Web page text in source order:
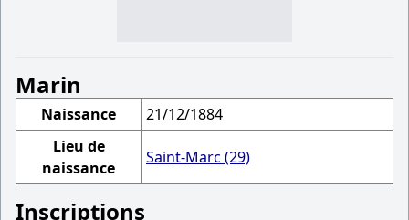
Marin
Naissance
21/12/1884
Lieu de
naissance
Saint-Marc (29)
Inscriptions